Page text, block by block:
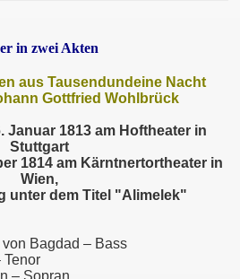
in zwei Akten
aus Tausendundeine Nacht
Gottfried Wohlbrück
Januar 1813 am Hoftheater in
Stuttgart
1814 am Kärntnertortheater in
Wien,
unter dem Titel "Alimelek"
von Bagdad – Bass
Tenor
– Sopran